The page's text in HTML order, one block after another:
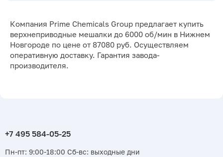
Компания Prime Chemicals Group предлагает купить
верхнеприводные мешалки до 6000 об/мин в Нижнем
Новгороде по цене от 87080 руб. Осуществляем
оперативную доставку. Гарантия завода-
производителя.
Пн-пт: 9:00-18:00 Сб-вс: выходные дни